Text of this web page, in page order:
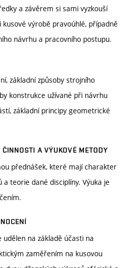
a závěrem si sami vyzkouší
výrobě pravoúhlé, případně
návrhu a pracovního postupu.
základní způsoby strojního
konstrukce užívané při návrhu
základní principy geometrické
A VÝUKOVÉ METODY
přednášek, které mají charakter
a teorie dané disciplíny. Výuka je
udělen na základě účasti na
zaměřením na kusovou